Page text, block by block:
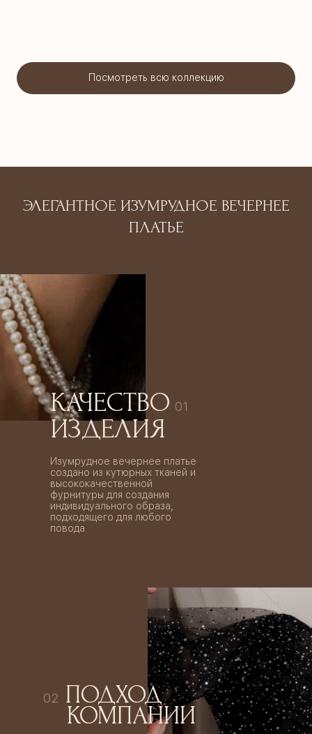
Посмотреть всю коллекцию
ЭЛЕГАНТНОЕ ИЗУМРУДНОЕ ВЕЧЕРНЕЕ
ПЛАТЬЕ
КАЧЕСТВО01
ИЗДЕЛИЯ
Изумрудное вечернее платье
создано из кутюрных тканей и
высококачественной
фурнитуры для создания
индивидуального образа,
подходящего для любого
повода
02 ПОДХОД
КОМПАНИИ